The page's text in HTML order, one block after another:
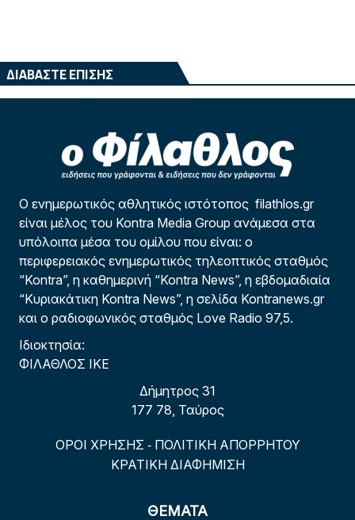
ΔΙΑΒΑΣΤΕ ΕΠΙΣΗΣ
Ο ενημερωτικός αθλητικός ιστότοπος filathlos.gr
είναι μέλος του Kontra Media Group ανάμεσα στα
υπόλοιπα μέσα του ομίλου που είναι: ο
περιφερειακός ενημερωτικός τηλεοπτικός σταθμός
“Kontra”, η καθημερινή “Kontra News”, η εβδομαδιαία
“Κυριακάτικη Kontra News”, η σελίδα Kontranews.gr
και ο ραδιοφωνικός σταθμός Love Radio 97,5.
Ιδιοκτησία:
ΦΙΛΑΘΛΟΣ ΙΚΕ
Δήμητρος 31
177 78, Ταύρος
ΟΡΟΙ ΧΡΗΣΗΣ - ΠΟΛΙΤΙΚΗ ΑΠΟΡΡΗΤΟΥ
ΚΡΑΤΙΚΗ ΔΙΑΦΗΜΙΣΗ
ΘΕΜΑΤΑ